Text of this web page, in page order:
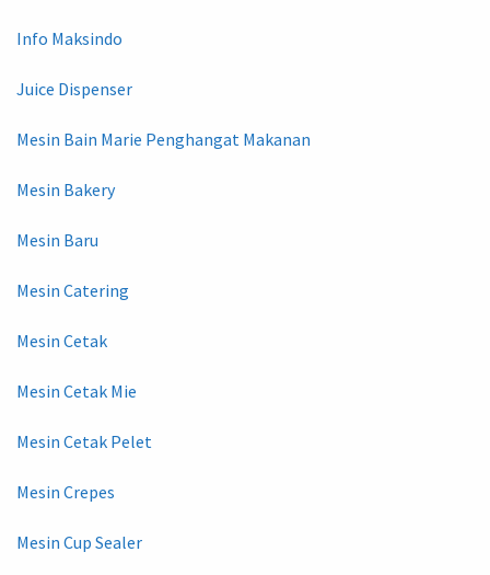
Info Maksindo
Juice Dispenser
Mesin Bain Marie Penghangat Makanan
Mesin Bakery
Mesin Baru
Mesin Catering
Mesin Cetak
Mesin Cetak Mie
Mesin Cetak Pelet
Mesin Crepes
Mesin Cup Sealer